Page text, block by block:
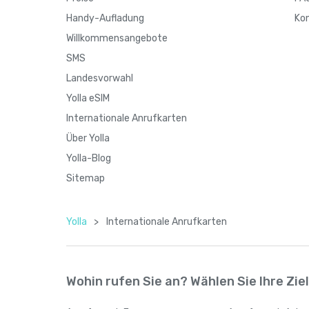
Handy-Aufladung
Willkommensangebote
SMS
Landesvorwahl
Yolla eSIM
Internationale Anrufkarten
Über Yolla
Yolla-Blog
Sitemap
Yolla > Internationale Anrufkarten
Wohin rufen Sie an? Wählen Sie Ihre